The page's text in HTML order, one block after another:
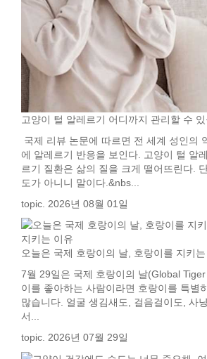
고양이 털 알레르기 어디까지 관리할 수
국제 리뷰 논문에 따르면 전 세계 성인의
에 알레르기 반응을 보인다. 고양이 털 알
르기 질환은 삶의 질을 크게 떨어뜨린다.
도가 아니니 말이다.&nbs...
topic. 2026년 08월 01일
오늘은 국제 호랑이의 날, 호랑이를 지키
7월 29일은 국제 호랑이의 날(Global
이를 좋아하는 사람이라면 호랑이를 특별
많습니다. 얼굴 생김새도, 걸음걸이도, 사
서...
topic. 2026년 07월 29일